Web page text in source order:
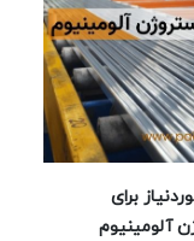
برای
آلومینیوم